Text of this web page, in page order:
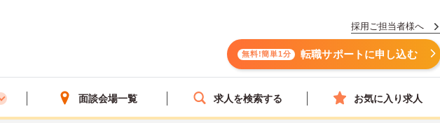
採用ご担当者様へ
無料!簡単1分 転職サポートに申し込む
面談会場一覧 求人を検索する お気に入り求人